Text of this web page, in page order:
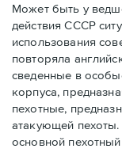
Может быть у
действия СССР
использования
повторяла
сведенные в
корпуса,
пехотные,
атакующей
основной